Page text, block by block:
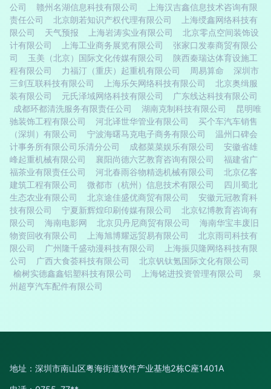
公司
赣州名湖信息科技有限公司
上海汉吉鑫信息技术咨询有限
责任公司
北京朗若知识产权代理有限公司
上海绶鑫网络科技有
限公司
天气预报 上海岩涛实业有限公司
北京零点空间装饰设
计有限公司
上海工业商务展览有限公司
张家口发泰商贸有限公
司
玉美（北京）国际文化传媒有限公司
陕西秦瑞达体育设施工
程有限公司
力福汀（重庆）起重机有限公司 周易算命
深圳市
三剑互联科技有限公司
上海乐矢网络科技有限公司
北京奥缉服
装有限公司
元氏泽域网络科技有限公司
广东线达科技有限公司
成都环都清洗服务有限责任公司
湖南克制科技有限公司
昆明唯
驰装饰工程有限公司
河北译世华管业有限公司
买个车汽车销售
（深圳）有限公司
宁波海曙马克电子商务有限公司
温州口碑会
计事务所有限公司乐清分公司
成都菜菜娱乐有限公司
安徽省雄
峰起重机械有限公司
襄阳尚德六艺教育咨询有限公司
福建省广
福茶业有限责任公司
河北春雨谷物精选机械有限公司
北京亿客
建筑工程有限公司
微都市（杭州）信息技术有限公司
四川蜀北
生态农业有限公司
北京途佳盛优商贸有限公司
安徽元冠教育科
技有限公司
宁夏新辉煌印刷传媒有限公司
北京钇博教育咨询有
限公司
海南电影网 北京贝丹尼商贸有限公司
海南华宝丰废旧
物资回收有限公司
上海旭博耀远贸易有限公司
北京雨司科技有
限公司
广州隆千盛动漫科技有限公司
上海振贝隆网络科技有限
公司
广西大食荟科技有限公司
北京钒钛氪国际文化有限公司
榆树实德鑫鑫铝塑科技有限公司
上海铭进投资管理有限公司
泉
州超亨汽车配件有限公司
地址：深圳市南山区粤海街道软件产业基地2栋C座1401A